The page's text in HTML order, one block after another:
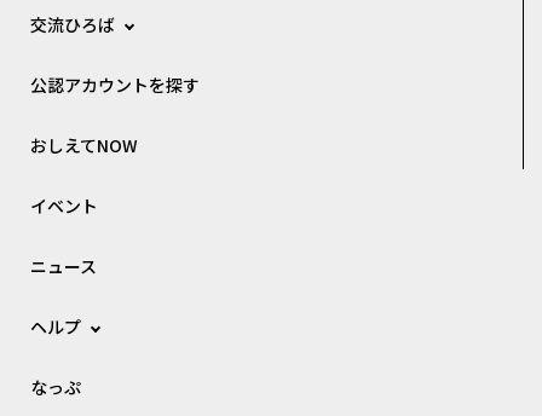
交流ひろば
公認アカウントを探す
おしえてNOW
イベント
ニュース
ヘルプ
なっぷ